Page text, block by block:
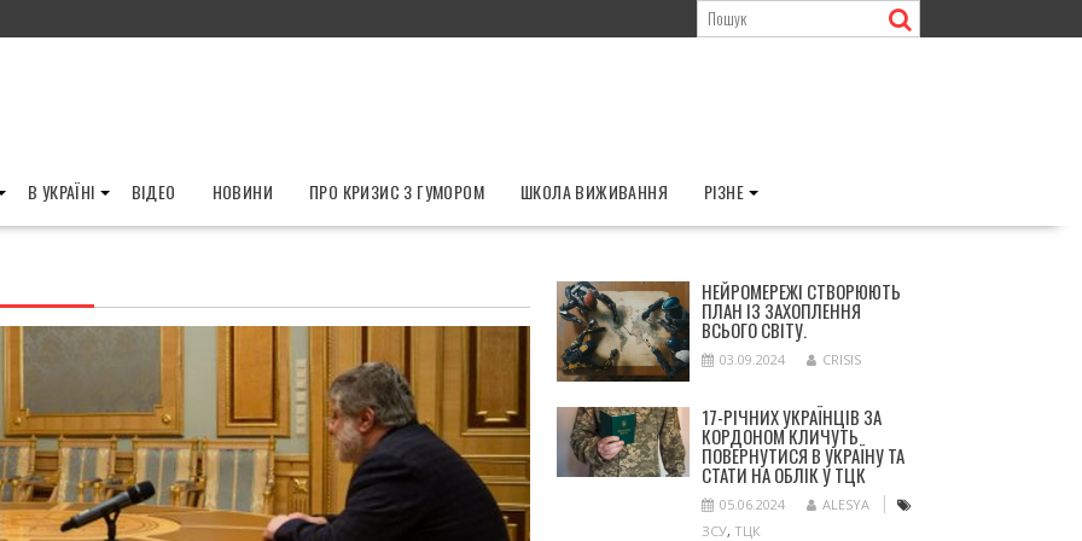
В УКРАЇНІ ВІДЕО НОВИНИ ПРО КРИЗИС З ГУМОРОМ ШКОЛА ВИЖИВАННЯ РІЗНЕ
НЕЙРОМЕРЕЖІ СТВОРЮЮТЬ
ПЛАН ІЗ ЗАХОПЛЕННЯ
ВСЬОГО СВІТУ.
03.09.2024 CRISIS
17-РІЧНИХ УКРАЇНЦІВ ЗА
КОРДОНОМ КЛИЧУТЬ
ПОВЕРНУТИСЯ В УКРАЇНУ ТА
СТАТИ НА ОБЛІК У ТЦК
05.06.2024
ALESYA
ЗСУ, ТЦК